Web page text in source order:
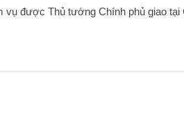
vụ được Thủ tướng Chính phủ giao